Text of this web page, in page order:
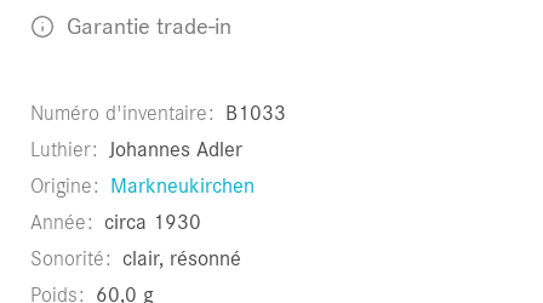
Garantie trade-in
Numéro d'inventaire B1033
Luthier Johannes Adler
Origine Markneukirchen
Année circa 1930
Sonorité clair, résonné
Poids 60,0 g